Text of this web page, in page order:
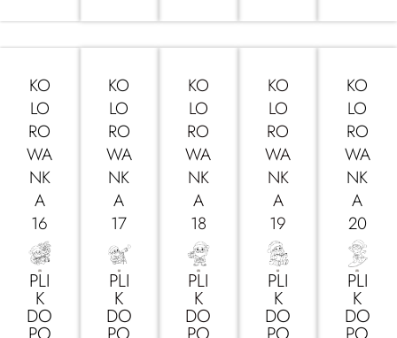
KO
LO
RO
WA
NK
A
16
PLI
K
DO
KO
LO
RO
WA
NK
A
17
PLI
K
DO
KO
LO
RO
WA
NK
A
18
PLI
K
DO
KO
LO
RO
WA
NK
A
19
PLI
K
DO
KO
LO
RO
WA
NK
A
20
PLI
K
DO